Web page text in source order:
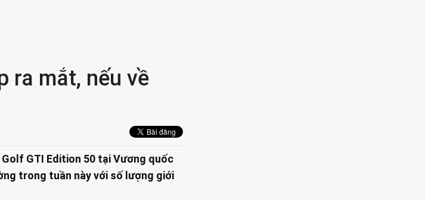
ra mắt, nếu về
GTI Edition 50 tại Vương quốc
trong tuần này với số lượng giới